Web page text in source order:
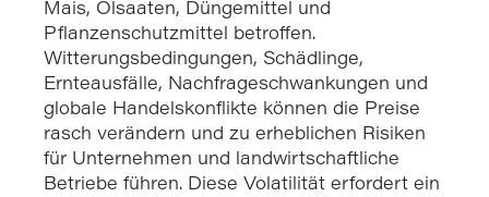
Mais, Ölsaaten, Düngemittel und
Pflanzenschutzmittel betroffen.
Witterungsbedingungen, Schädlinge,
Ernteausfälle, Nachfrageschwankungen und
globale Handelskonflikte können die Preise
rasch verändern und zu erheblichen Risiken
für Unternehmen und landwirtschaftliche
Betriebe führen. Diese Volatilität erfordert ein